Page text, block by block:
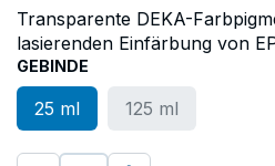
Transparente DEKA-
lasierenden Einfärbung von
GEBINDE
25 ml 125 ml